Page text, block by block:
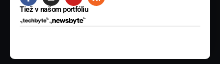
Tiež v našom portfóliu